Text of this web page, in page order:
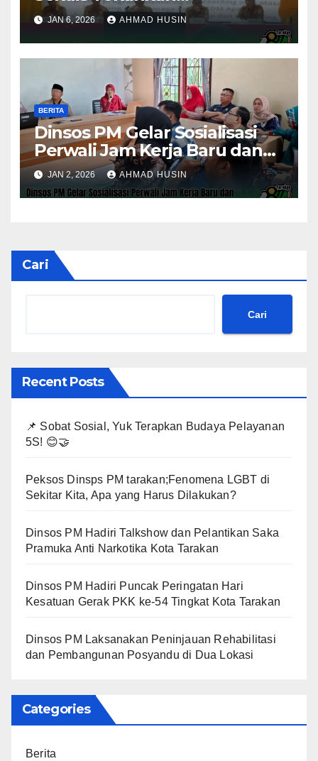
Pengawasan Aset dan
Evaluasi Kinerja
Pemerintahan
JAN 6, 2026 AHMAD HUSIN
BERITA
Dinsos PM Gelar Sosialisasi
Perwali Jam Kerja Baru dan
Kinerja Tahun 2026
JAN 2, 2026 AHMAD HUSIN
Cari
Cari
Recent Posts
📌 Sobat Sosial, Yuk Terapkan Budaya Pelayanan
5S! 😊🤝
Peksos Dinsps PM tarakan;Fenomena LGBT di
Sekitar Kita, Apa yang Harus Dilakukan?
Dinsos PM Hadiri Talkshow dan Pelantikan Saka
Pramuka Anti Narkotika Kota Tarakan
Dinsos PM Hadiri Puncak Peringatan Hari
Kesatuan Gerak PKK ke-54 Tingkat Kota Tarakan
Dinsos PM Laksanakan Peninjauan Rehabilitasi
dan Pembangunan Posyandu di Dua Lokasi
Categories
Berita